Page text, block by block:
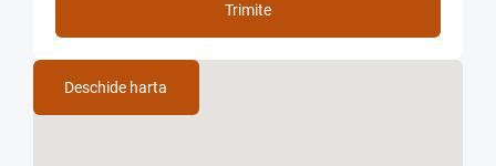
Trimite
Deschide harta